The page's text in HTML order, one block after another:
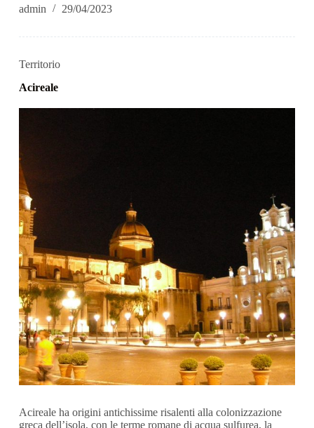
admin 29/04/2023
Territorio
Acireale
Acireale ha origini antichissime risalenti alla colonizzazione
greca dell’isola, con le terme romane di acqua sulfurea, la